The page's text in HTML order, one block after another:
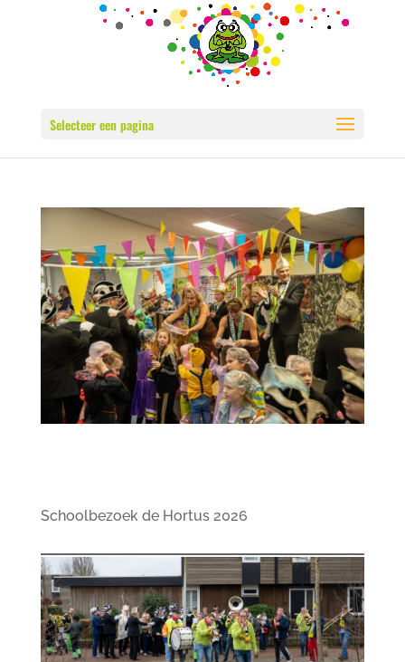
Selecteer een pagina
Schoolbezoek de Hortus 2026